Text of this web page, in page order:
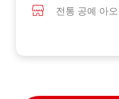
전통 공예 아